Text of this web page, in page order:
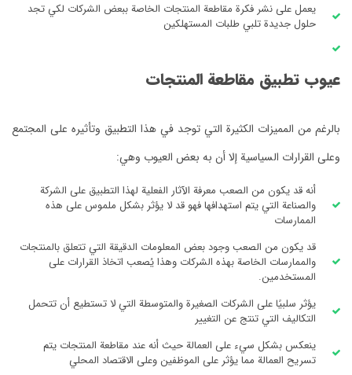
يعمل على نشر فكرة مقاطعة المنتجات الخاصة ببعض الشركات لكي تجد
حلول جديدة تلبي طلبات المستهلكين
‏عيوب تطبيق مقاطعة المنتجات
‏بالرغم من المميزات الكثيرة التي توجد في هذا التطبيق وتأثيره على المجتمع
وعلى القرارات السياسية إلا أن به بعض العيوب وهي:
‏أنه قد يكون من الصعب معرفة الآثار الفعلية لهذا التطبيق على الشركة
والصناعة التي يتم استهدافها فهو قد لا يؤثر بشكل ملموس على هذه
الممارسات
‏قد يكون من الصعب وجود بعض المعلومات الدقيقة التي تتعلق بالمنتجات
والممارسات الخاصة بهذه الشركات وهذا يُصعب اتخاذ القرارات على
المستخدمين.
‏يؤثر سلبيًا على الشركات الصغيرة والمتوسطة التي لا تستطيع أن تتحمل
التكاليف التي تنتج عن التغيير
ينعكس بشكل سيء على العمالة حيث أنه عند مقاطعة المنتجات يتم
تسريح العمالة مما يؤثر على الموظفين وعلى الاقتصاد المحلي